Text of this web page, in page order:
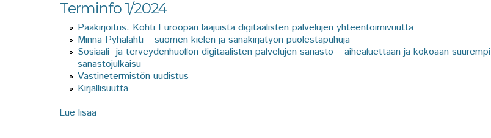
Terminfo 1/2024
Pääkirjoitus: Kohti Euroopan laajuista digitaalisten palvelujen yhteentoimivuutta
Minna Pyhälahti – suomen kielen ja sanakirjatyön puolestapuhuja
Sosiaali- ja terveydenhuollon digitaalisten palvelujen sanasto – aihealuettaan ja kokoaan suurempi
sanastojulkaisu
Vastinetermistön uudistus
Kirjallisuutta
Lue lisää